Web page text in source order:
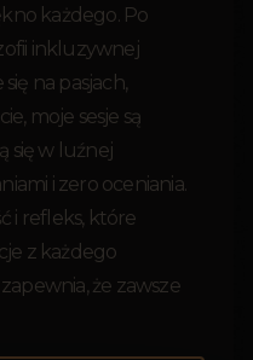
każdego. Po
inkluzywnej
na pasjach,
moje sesje są
się w luźnej
i zero oceniania.
i refleks, które
z każdego
że zawsze